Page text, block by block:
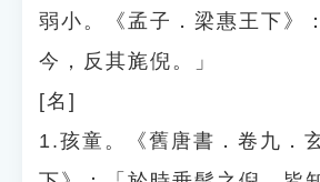
弱小。《孟子．梁惠王下》
今，反其旄倪。」
[名]
1.孩童。《舊唐書．卷九．